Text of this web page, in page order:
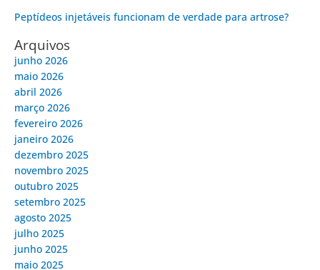
Peptídeos injetáveis funcionam de verdade para artrose?
Arquivos
junho 2026
maio 2026
abril 2026
março 2026
fevereiro 2026
janeiro 2026
dezembro 2025
novembro 2025
outubro 2025
setembro 2025
agosto 2025
julho 2025
junho 2025
maio 2025